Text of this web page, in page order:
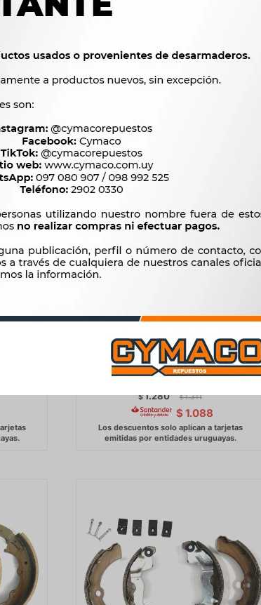
JGO.
$1.097
-
PATIN DE FRENO FIAT DUNA PREMIO
UNO 86-94 CINQUECENTO 180MM
-
$1.280 $ 1.311
$ 1.088